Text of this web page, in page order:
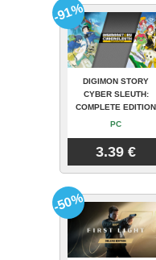
DIGIMON STORY
CYBER SLEUTH:
COMPLETE EDITION
PC
3.39 €
-91%
-50%